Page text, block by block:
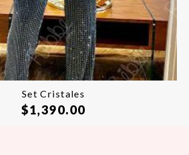
Set Cristales
$1,390.00